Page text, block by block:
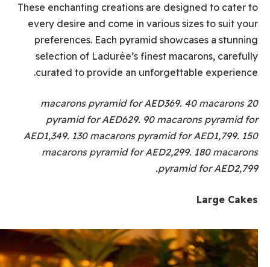
These enchanting creations are designed to cater to
every desire and come in various sizes to suit your
preferences. Each pyramid showcases a stunning
selection of Ladurée’s finest macarons, carefully
curated to provide an unforgettable experience.
20 macarons pyramid for AED369. 40 macarons
pyramid for AED629. 90 macarons pyramid for
AED1,349. 130 macarons pyramid for AED1,799. 150
macarons pyramid for AED2,299. 180 macarons
pyramid for AED2,799.
Large Cakes